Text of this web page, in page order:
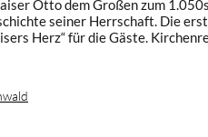
Otto dem Großen zum
seiner Herrschaft. Die
Herz“ für die Gäste.